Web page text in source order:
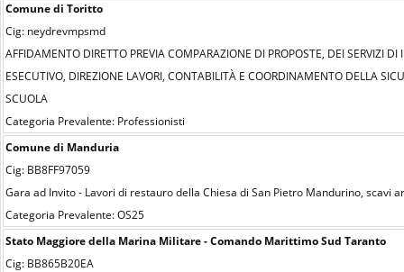
Comune di Toritto
Cig: neydrevmpsmd
AFFIDAMENTO DIRETTO PREVIA COMPARAZIONE DI PROPOSTE, DEI SERVIZI
ESECUTIVO, DIREZIONE LAVORI, CONTABILITÀ E COORDINAMENTO DELLA
SCUOLA
Categoria Prevalente: Professionisti
Comune di Manduria
Cig: BB8FF97059
Gara ad Invito - Lavori di restauro della Chiesa di San Pietro Mandurino,
Categoria Prevalente: OS25
Stato Maggiore della Marina Militare - Comando Marittimo Sud Taranto
Cig: BB865B20EA